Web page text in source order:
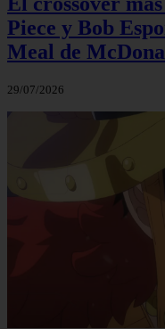
Piece y Bob
Meal de
29/07/2026